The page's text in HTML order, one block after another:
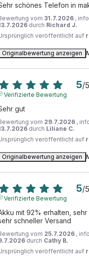
schönes Telefon in
vom 31.7.2026 ,
durch Richard J.
veröffentlicht auf
Originalbewertung anzeigen
5/5
Verifizierte Bewertung
gut
vom 29.7.2026 ,
durch Liliane C.
veröffentlicht auf
Originalbewertung anzeigen
5/5
Verifizierte Bewertung
mit 92% erhalten,
schneller Versand
vom 25.7.2026 ,
durch Cathy B.
veröffentlicht auf